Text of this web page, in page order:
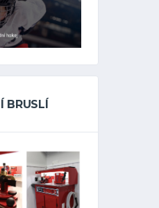
BRUSLÍ